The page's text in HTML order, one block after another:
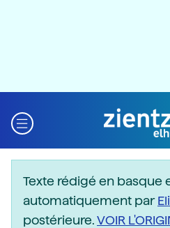
Texte rédigé en basque
automatiquement par
postérieure.VOIR